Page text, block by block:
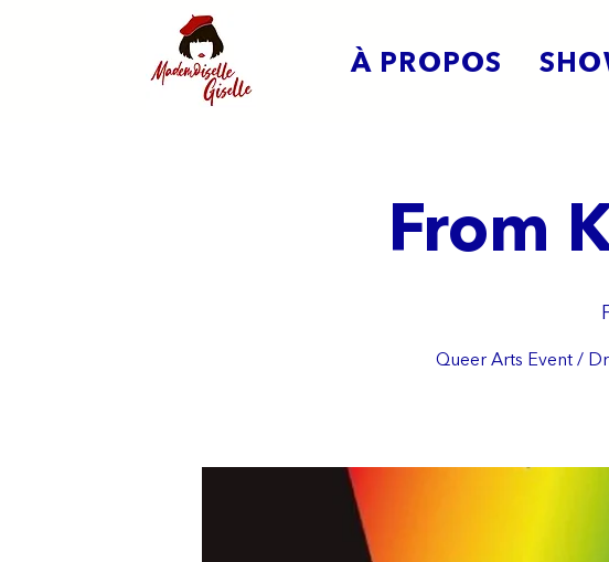
À PROPOS
From
Queer Arts Event /